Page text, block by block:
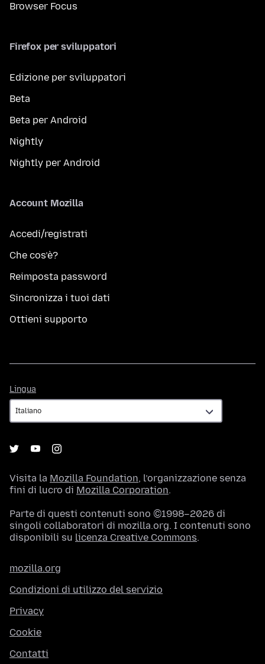
Browser Focus
Firefox per sviluppatori
Edizione per sviluppatori
Beta
Beta per Android
Nightly
Nightly per Android
Account Mozilla
Accedi/registrati
Che cos’è?
Reimposta password
Sincronizza i tuoi dati
Ottieni supporto
Lingua
Visita la Mozilla Foundation, l’organizzazione senza
fini di lucro di Mozilla Corporation.
Parte di questi contenuti sono ©1998–2026 di
singoli collaboratori di mozilla.org. I contenuti sono
disponibili su licenza Creative Commons.
mozilla.org
Condizioni di utilizzo del servizio
Privacy
Cookie
Contatti